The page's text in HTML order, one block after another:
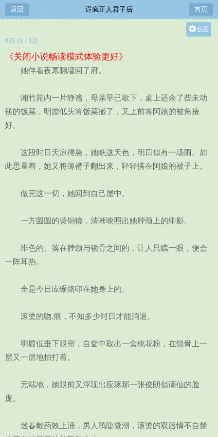
返回 逼疯正人君子后 首页
设置
015 (1 / 12)
《关闭小说畅读模式体验更好》
她伴着夜幕翻墙回了府。
湘竹苑内一片静谧，母亲早已歇下，桌上还余了些未动
筷的饭菜，明靥低头将饭菜撤了，又上前将阿娘的被角掖
好。
这段时日天凉得急，她瞧这天色，明日似有一场雨。如
此思量着，她又将薄褙子翻出来，轻轻搭在阿娘的被子上。
做完这一切，她回到自己屋中。
一方圆圆的黄铜镜，清晰映照出她脖颈上的绯影。
绯色的、落在脖颈与锁骨之间的，让人只瞧一眼，便会
一阵耳热。
全是今日应琢烙印在她身上的。
滚烫的吻.痕，不知多少时日才能消退。
明靥低垂下眼帘，自奁中取出一盒桃花粉，在锁骨上一
层又一层地拍打着。
无端地，她眼前又浮现出应琢那一张俊朗似谪仙的脸
庞。
迷春散药效上涌，男人鸦睫微潮，滚烫的双唇情不自禁